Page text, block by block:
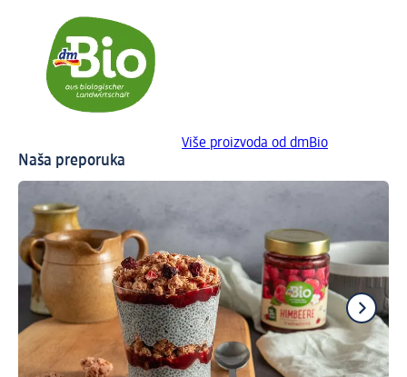
Više proizvoda od dmBio
Naša preporuka